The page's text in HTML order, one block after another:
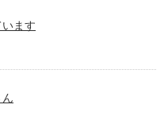
ます